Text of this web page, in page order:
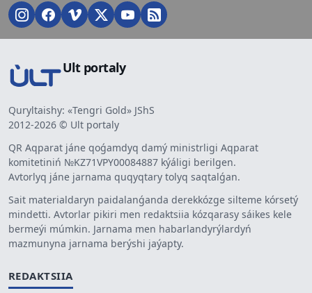
Ult portaly
Quryltaishy: «Tengri Gold» JShS
2012-2026 © Ult portaly
QR Aqparat jáne qoǵamdyq damý ministrligi Aqparat
komitetiniń №KZ71VPY00084887 kýáligi berilgen.
Avtorlyq jáne jarnama quqyqtary tolyq saqtalǵan.
Sait materialdaryn paidalanǵanda derekkózge silteme kórsetý
mindetti. Avtorlar pikiri men redaktsiia kózqarasy sáikes kele
bermeýi múmkin. Jarnama men habarlandyrýlardyń
mazmunyna jarnama berýshi jaýapty.
REDAKTSIIA